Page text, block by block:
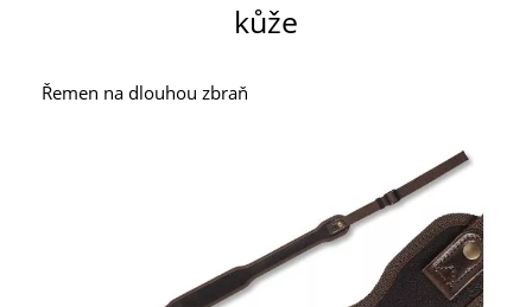
kůže
Řemen na dlouhou zbraň